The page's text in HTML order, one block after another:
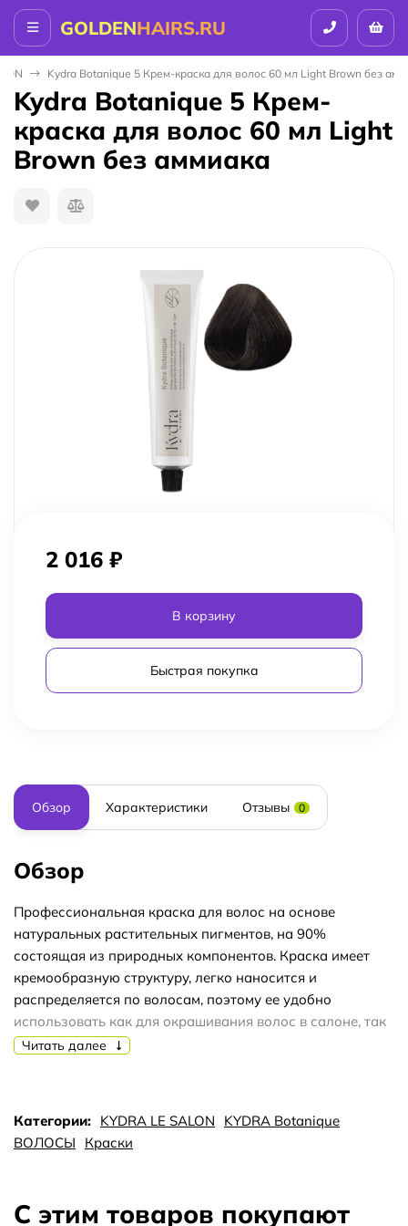
GOLDENHAIRS.RU
Kydra Botanique 5 Крем-краска для волос 60 мл Light Brown без
Kydra Botanique 5 Крем-
краска для волос 60 мл Light
Brown без аммиака
2 016 ₽
В корзину
Быстрая покупка
Обзор Характеристики Отзывы 0
Обзор
Профессиональная краска для волос на основе
натуральных растительных пигментов, на 90%
состоящая из природных компонентов. Краска имеет
кремообразную структуру, легко наносится и
распределяется по волосам, поэтому ее удобно
использовать как для окрашивания волос в салоне, так
и в домашних условиях. Даёт глубокое, стойкое
ингредиенты позволяют использовать краску Kydra
Botanique для окрашивания волос во время
Kydra Le Salon Botanique позволяет окрасить волосы
Читать далее
Категории: KYDRA LE SALON
KYDRA Botanique
ВОЛОСЫ
Краски
С этим товаров покупают